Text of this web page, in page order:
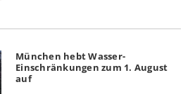
München hebt Wasser-
Einschränkungen zum 1. August
auf